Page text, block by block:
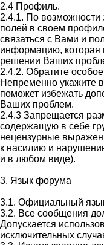
2.4 Профиль.
2.4.1. По возможности
полей в своем
связаться с Вами и
информацию, которая
решении Ваших
2.4.2. Обратите
Непременно укажите
поможет избежать
Ваших проблем.
2.4.3 Запрещается
содержащую в себе
нецензурные
к насилию и
и в любом виде).
3. Язык форума
3.1. Официальный
3.2. Все сообщения
Допускается
исключительных